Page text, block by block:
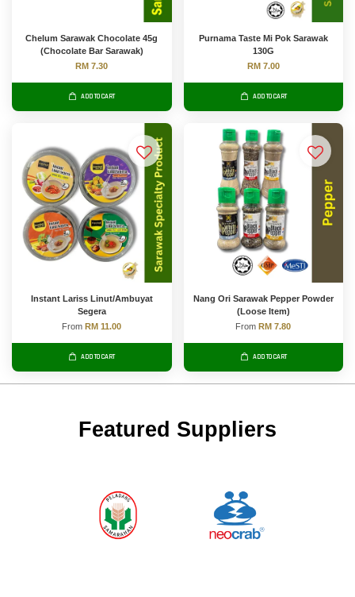
Chelum Sarawak Chocolate 45g
(Chocolate Bar Sarawak)
RM 7.30
ADD TO CART
Purnama Taste Mi Pok Sarawak
130G
RM 7.00
ADD TO CART
Instant Lariss Linut/Ambuyat
Segera
FromRM 11.00
ADD TO CART
Nang Ori Sarawak Pepper Powder
(Loose Item)
FromRM 7.80
ADD TO CART
Featured Suppliers